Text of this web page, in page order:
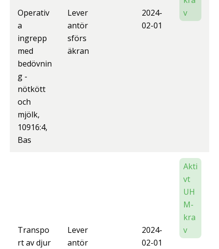
Operativ
a
ingrepp
med
bedövnin
g -
nötkött
och
mjölk,
10916:4,
Bas
Lever
antör
sförs
äkran
2024-
02-01
v
Transpo
rt av djur
Lever
antör
2024-
02-01
Akti
vt
UH
M-
kra
v